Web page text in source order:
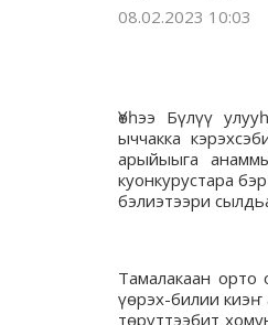
08.02.2023 10:03
Үөһээ Бүлүү
ыччакка
арыйыыга
куонкурустара
бэлиэтээри
Тамалакаан орто
үөрэх-билии киэҥ
төрүттээбит